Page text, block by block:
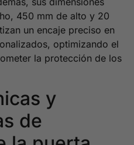
450 mm de alto y 20
un encaje preciso en
optimizando el
la protección de los
y
de